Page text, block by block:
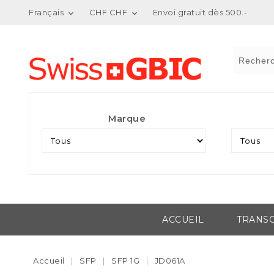
Français  CHF CHF  Envoi gratuit dès 500.-
Marque
ACCUEIL
Accueil SFP SFP 1G JD061A